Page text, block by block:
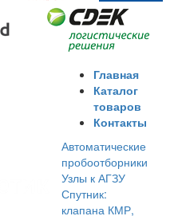
Главная
Каталог
товаров
Контакты
Автоматические
пробоотборники
Узлы к АГЗУ
Спутник:
клапана КМР,